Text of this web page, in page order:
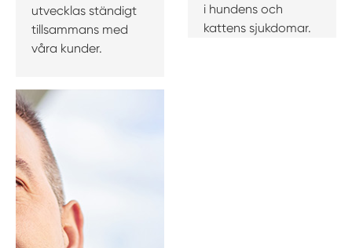
utvecklas ständigt
tillsammans med
våra kunder.
i hundens och
kattens sjukdomar.